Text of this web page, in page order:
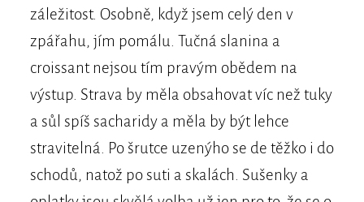
záležitost. Osobně, když jsem celý den v
zpářahu, jím pomálu. Tučná slanina a
croissant nejsou tím pravým obědem na
výstup. Strava by měla obsahovat víc než tuky
a sůl spíš sacharidy a měla by být lehce
stravitelná. Po šrutce uzenýho se de těžko i do
schodů, natož po suti a skalách. Sušenky a